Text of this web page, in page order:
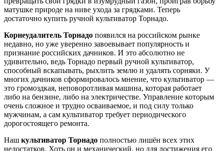
матушке природе на ниве ухода за грядками. Теперь
достаточно купить ручной культиватор Торнадо.
Корнеудалитель Торнадо появился на российском рынке
недавно, но уже уверенно завоевывает популярность и
признание российских дачников. И это абсолютно не
удивительно, ведь Торнадо первый ручной культиватор,
способный вскапывать, рыхлить землю и удалять сорняки. У
многих дачников сформировалось мнение, что культиватор —
это громоздкая, неповоротливая машина, которая работает
либо на бензине, либо на электричестве. Управление которым
очень сложное и трудно осваиваемое, и под силу только
мужчинам, а сам культиватор требует периодического
дорогостоящего ремонта.
Наш культиватор Торнадо полностью лишён всех этих
недостатков. Хоть он и механический, но для достижения его